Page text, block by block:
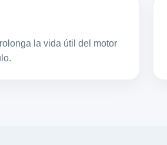
la vida útil del motor